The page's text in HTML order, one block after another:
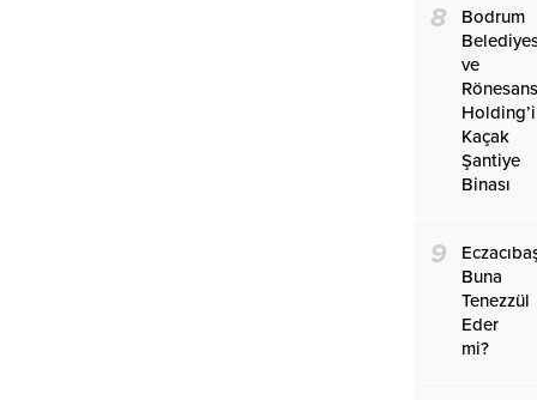
8
Bodrum
ve
Kaçak
Şantiye
Binası
9
Buna
Tenezzül
Eder
mi?